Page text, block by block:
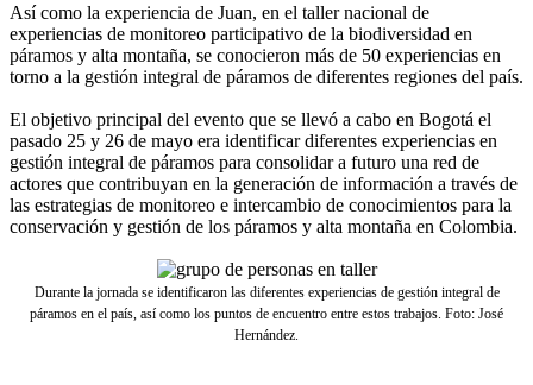
Así como la experiencia de Juan, en el taller nacional de
experiencias de monitoreo participativo de la biodiversidad en
páramos y alta montaña, se conocieron más de 50 experiencias en
torno a la gestión integral de páramos de diferentes regiones del país.
El objetivo principal del evento que se llevó a cabo en Bogotá el
pasado 25 y 26 de mayo era identificar diferentes experiencias en
gestión integral de páramos para consolidar a futuro una red de
actores que contribuyan en la generación de información a través de
las estrategias de monitoreo e intercambio de conocimientos para la
conservación y gestión de los páramos y alta montaña en Colombia.
Durante la jornada se identificaron las diferentes experiencias de gestión integral de
páramos en el país, así como los puntos de encuentro entre estos trabajos. Foto: José
Hernández.